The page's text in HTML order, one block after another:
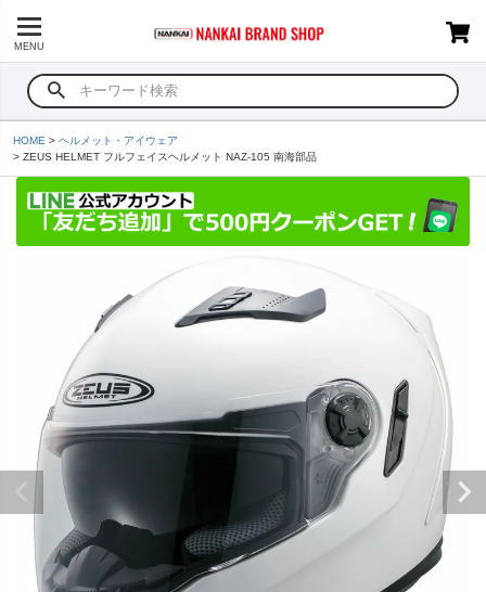
MENU
HOME
ヘルメット・アイウェア
ZEUS HELMET フルフェイスヘルメット NAZ-105 南海部品